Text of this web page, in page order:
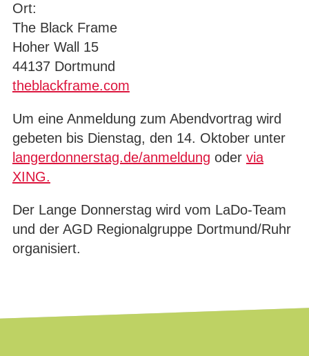
Ort:
The Black Frame
Hoher Wall 15
44137 Dortmund
theblackframe.com
Um eine Anmeldung zum Abendvortrag wird
gebeten bis Dienstag, den 14. Oktober unter
langerdonnerstag.de/anmeldung oder via
XING.
Der Lange Donnerstag wird vom LaDo-Team
und der AGD Regionalgruppe Dortmund/Ruhr
organisiert.